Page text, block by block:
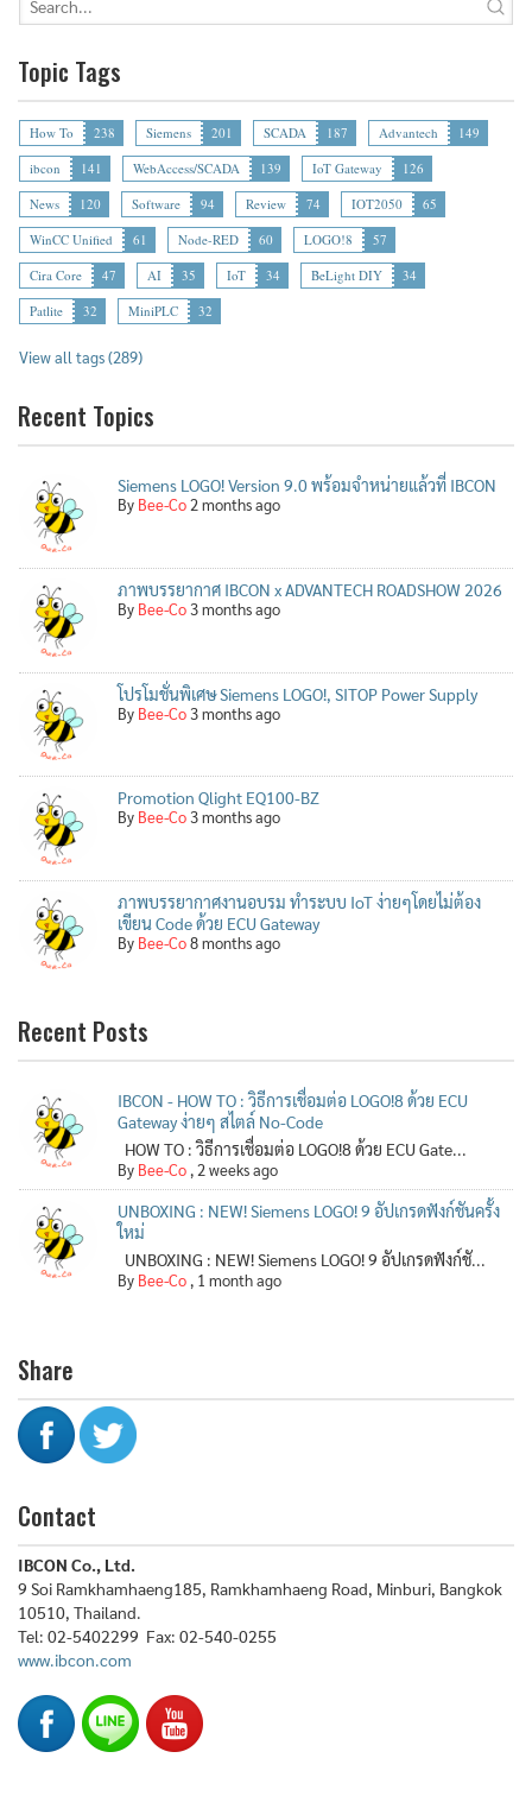
Topic Tags
How To 238 Siemens 201 SCADA 187 Advantech
149
ibcon
141 WebAccess/SCADA 139 IoT Gateway
126
News
120 Software 94 Review 74 IOT2050
65
WinCC Unified
61 Node-RED 60 LOGO!8
57
Cira Core
47 AI 35 IoT 34 BeLight DIY
34
Patlite
32 MiniPLC 32
View all tags (289)
Recent Topics
Siemens LOGO! Version 9.0 พร้อมจำหน่ายแล้วที่ IBCON
By Bee-Co2 months ago
ภาพบรรยากาศ IBCON x ADVANTECH ROADSHOW 2026
By Bee-Co3 months ago
โปรโมชั่นพิเศษ Siemens LOGO!, SITOP Power Supply
By Bee-Co3 months ago
Promotion Qlight EQ100-BZ
By Bee-Co3 months ago
ภาพบรรยากาศงานอบรม ทำระบบ IoT ง่ายๆโดยไม่ต้อง
เขียน Code ด้วย ECU Gateway
By Bee-Co8 months ago
Recent Posts
IBCON - HOW TO : วิธีการเชื่อมต่อ LOGO!8 ด้วย ECU
Gateway ง่ายๆ สไตล์ No-Code
HOW TO : วิธีการเชื่อมต่อ LOGO!8 ด้วย ECU Gate...
By Bee-Co ,2 weeks ago
UNBOXING : NEW! Siemens LOGO! 9 อัปเกรดฟังก์ชันครั้ง
ใหม่
UNBOXING : NEW! Siemens LOGO! 9 อัปเกรดฟังก์ชั...
By Bee-Co , 1 month ago
Share
Contact
IBCON Co., Ltd.
9 Soi Ramkhamhaeng185, Ramkhamhaeng Road, Minburi, Bangkok
10510, Thailand.
Tel: 02-5402299 Fax: 02-540-0255
www.ibcon.com